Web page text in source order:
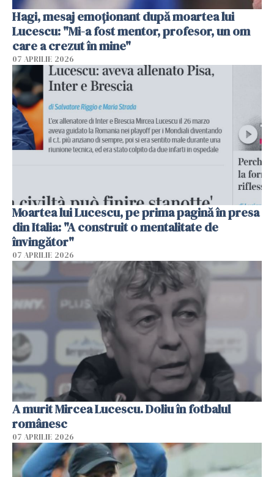
Hagi, mesaj emoționant după moartea lui
Lucescu: "Mi-a fost mentor, profesor, un om
care a crezut în mine"
07 APRILIE 2026
Moartea lui Lucescu, pe prima pagină în presa
din Italia: "A construit o mentalitate de
învingător"
07 APRILIE 2026
A murit Mircea Lucescu. Doliu în fotbalul
românesc
07 APRILIE 2026